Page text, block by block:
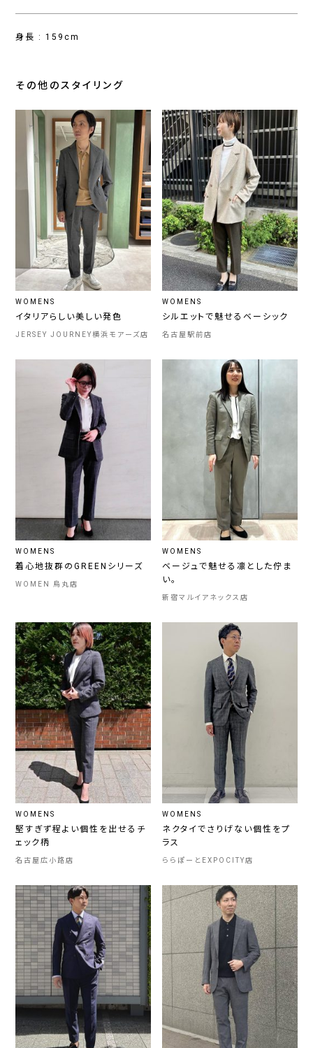
身長 : 159cm
その他のスタイリング
WOMENS
イタリアらしい美しい発色
JERSEY JOURNEY横浜モアーズ店
WOMENS
シルエットで魅せるベーシック
名古屋駅前店
WOMENS
着心地抜群のGREENシリーズ
WOMEN 烏丸店
WOMENS
ベージュで魅せる凛とした佇ま
い。
新宿マルイアネックス店
WOMENS
堅すぎず程よい個性を出せるチ
ェック柄
名古屋広小路店
WOMENS
ネクタイでさりげない個性をプ
ラス
ららぽーとEXPOCITY店